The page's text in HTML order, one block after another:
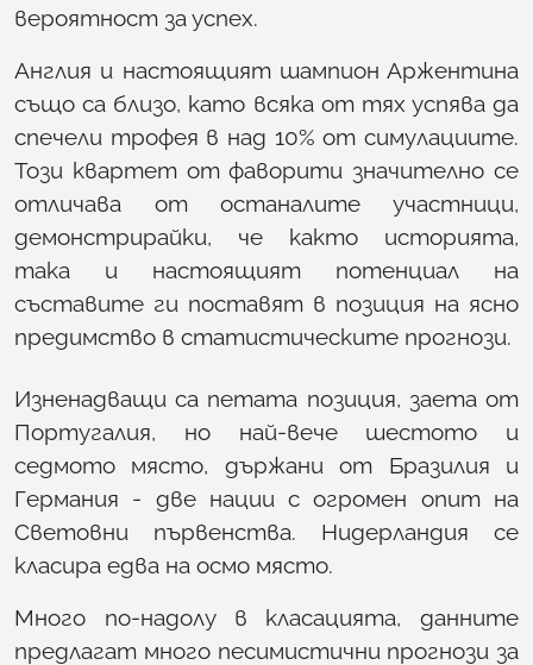
вероятност за успех.
Англия и настоящият шампион Аржентина
също са близо, като всяка от тях успява да
спечели трофея в над 10% от симулациите.
Този квартет от фаворити значително се
отличава от останалите участници,
демонстрирайки, че както историята,
така и настоящият потенциал на
съставите ги поставят в позиция на ясно
предимство в статистическите прогнози.
Изненадващи са петата позиция, заета от
Португалия, но най-вече шестото и
седмото място, държани от Бразилия и
Германия - две нации с огромен опит на
Световни първенства. Нидерландия се
класира едва на осмо място.
Много по-надолу в класацията, данните
предлагат много песимистични прогнози за